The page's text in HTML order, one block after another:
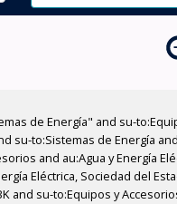
de Energía" and su-
su-to:Sistemas de Energía
and au:Agua y Energía
Eléctrica, Sociedad del
and su-to:Equipos y